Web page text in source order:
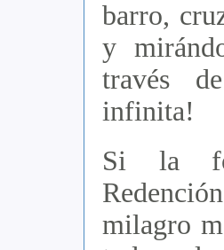
barro,
y
través
infinita!
Si la
milagro